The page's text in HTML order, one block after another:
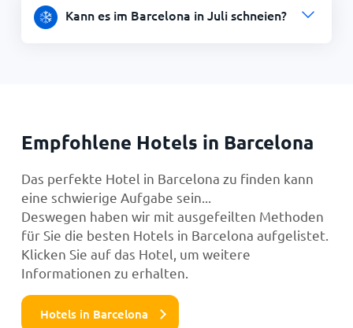
Kann es im Barcelona in Juli schneien?
Empfohlene Hotels in Barcelona
Das perfekte Hotel in Barcelona zu finden kann
eine schwierige Aufgabe sein...
Deswegen haben wir mit ausgefeilten Methoden
für Sie die besten Hotels in Barcelona aufgelistet.
Klicken Sie auf das Hotel, um weitere
Informationen zu erhalten.
Hotels in Barcelona